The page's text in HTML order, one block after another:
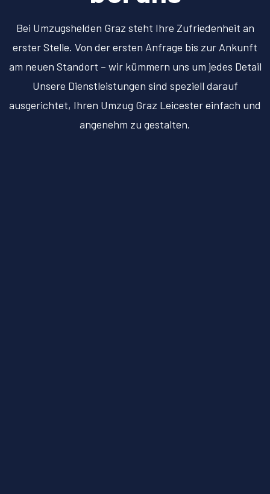
Bei Umzugshelden Graz steht Ihre Zufriedenheit an
erster Stelle. Von der ersten Anfrage bis zur Ankunft
am neuen Standort – wir kümmern uns um jedes Detail
Unsere Dienstleistungen sind speziell darauf
ausgerichtet, Ihren Umzug Graz Leicester einfach und
angenehm zu gestalten.